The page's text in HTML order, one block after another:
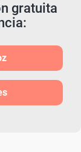
gratuita